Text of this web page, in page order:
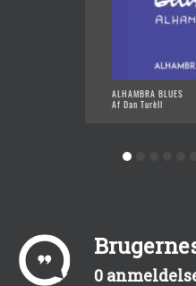
ALHAMBRA BLUES
Af Dan Turèll
0